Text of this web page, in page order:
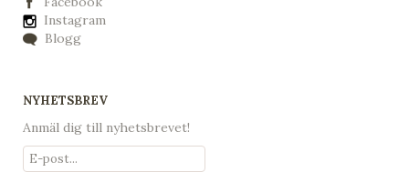
Instagram
Blogg
NYHETSBREV
Anmäl dig till nyhetsbrevet!